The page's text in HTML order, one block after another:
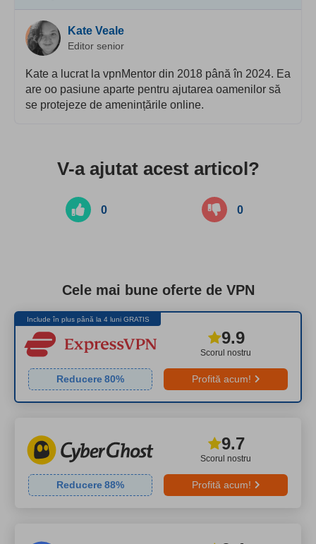
Kate Veale
Editor senior
Kate a lucrat la vpnMentor din 2018 până în 2024. Ea
are oo pasiune aparte pentru ajutarea oamenilor să
se protejeze de amenințările online.
V-a ajutat acest articol?
0 0
Cele mai bune oferte de VPN
Include în plus până la 4 luni GRATIS
Scorul nostru
9.9
Reducere80% Profită acum!
Scorul nostru
9.7
Reducere88% Profită acum!